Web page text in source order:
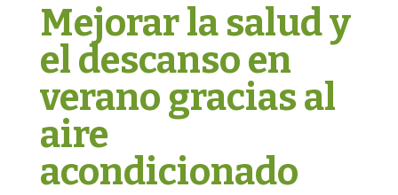
Mejorar la salud y
el descanso en
verano gracias al
aire
acondicionado